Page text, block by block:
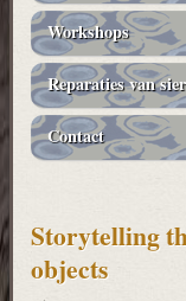
Workshops
Reparaties van
Contact
Storytelling
objects